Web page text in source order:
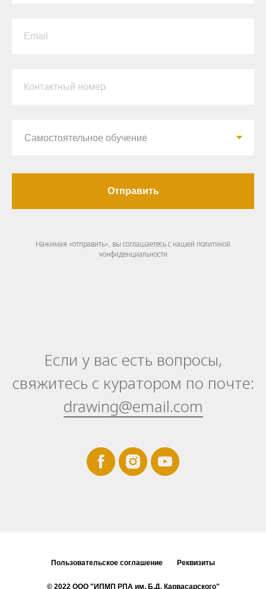
Email
Контактный номер
Отправить
Нажимая «отправить», вы соглашаетесь с нашей политикой
конфиденциальности
Если у вас есть вопросы,
свяжитесь с куратором по почте:
drawing@email.com
Пользовательское соглашение Реквизиты
© 2022 ООО "ИПМП РПА им. Б.Д. Карвасарского"